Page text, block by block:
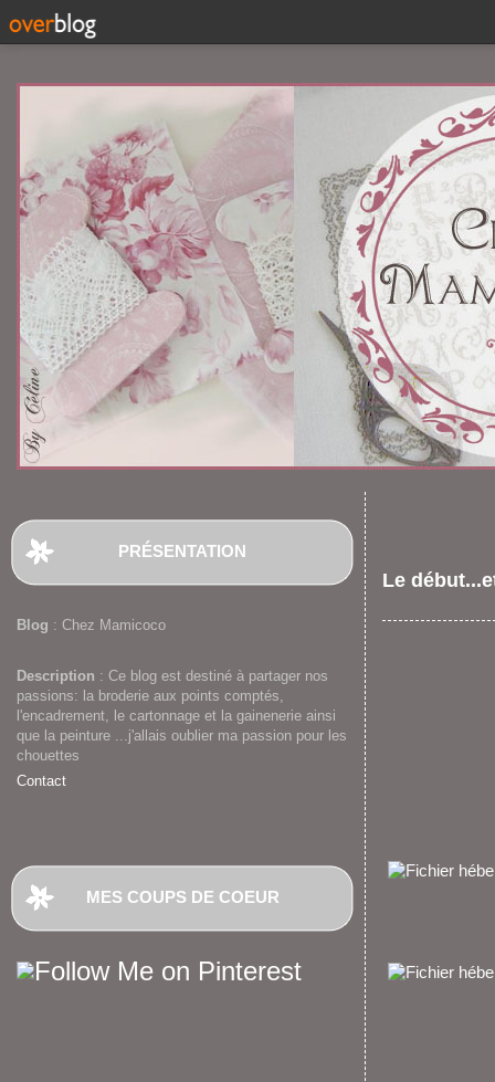
PRÉSENTATION
Blog : Chez Mamicoco
Description : Ce blog est destiné à partager nos
passions: la broderie aux points comptés,
l'encadrement, le cartonnage et la gainenerie ainsi
que la peinture ...j'allais oublier ma passion pour les
chouettes
Contact
MES COUPS DE COEUR
Le